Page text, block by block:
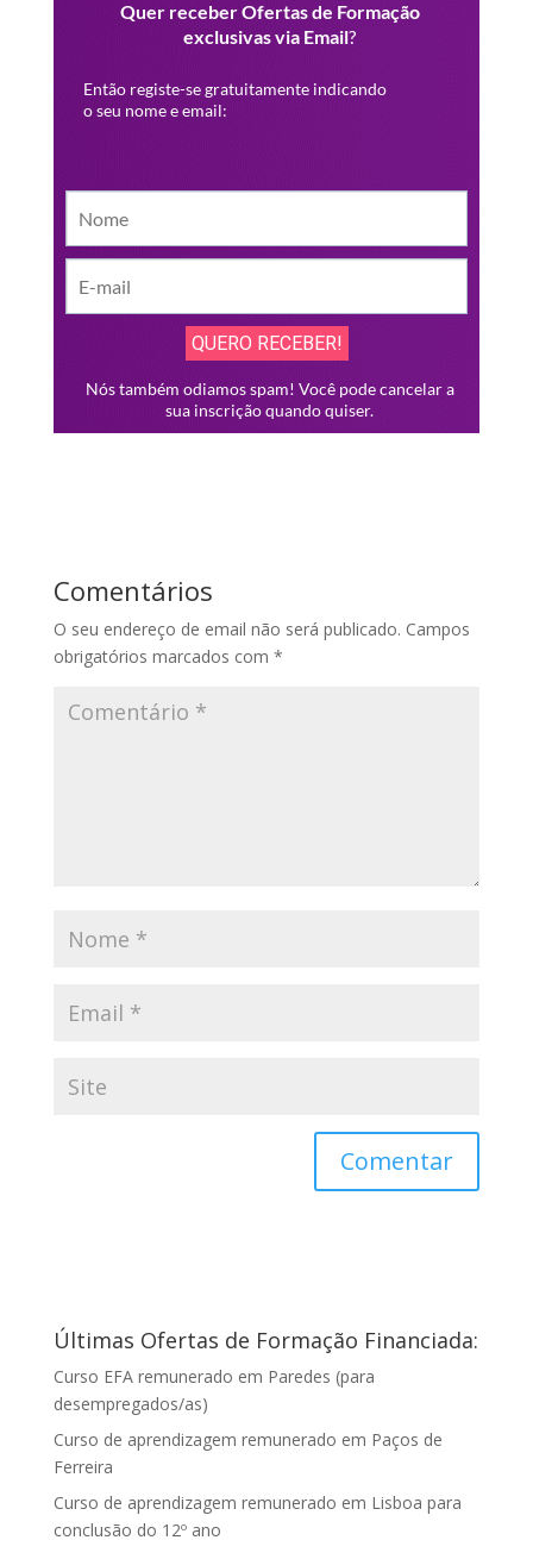
Comentários
O seu endereço de email não será publicado. Campos
obrigatórios marcados com *
Últimas Ofertas de Formação Financiada:
Curso EFA remunerado em Paredes (para
desempregados/as)
Curso de aprendizagem remunerado em Paços de
Ferreira
Curso de aprendizagem remunerado em Lisboa para
conclusão do 12º ano